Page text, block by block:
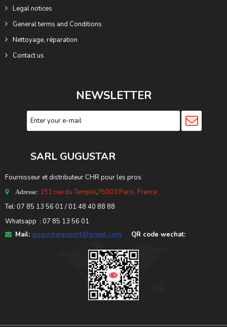
Legal notices
General terms and Conditions
Nettoyage, réparation
Contact us
NEWSLETTER
SARL GUGUSTAR
Fournisseur et distributeur CHR pour les pros
Adresse: 151 rue du Temple,75003 Paris, France
Tel: 07 85 13 56 01 / 01 48 40 88 88
Whatsapp : 07 85 13 56 01
Mail: gugustarexport@gmail.com QR code wechat: